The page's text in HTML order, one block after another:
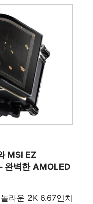
MSI EZ
완벽한 AMOLED
라운 2K 6.67인치